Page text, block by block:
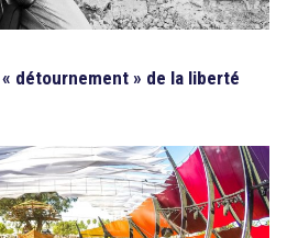
« détournement » de la liberté